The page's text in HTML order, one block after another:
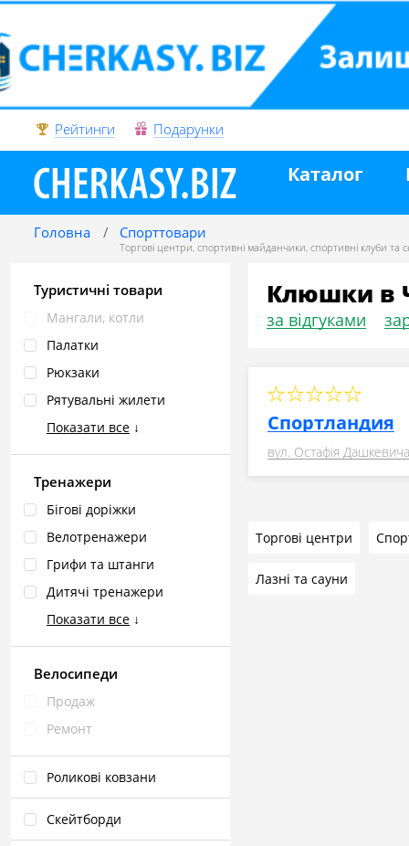
Рейтинги Подарунки
Каталог
Головна Спорттовари
Торгові центри, спортивні майданчики, спортивні клуби та
Туристичні товари
Мангали, котли
Палатки
Рюкзаки
Рятувальні жилети
Показати все ↓
Тренажери
Бігові доріжки
Велотренажери
Грифи та штанги
Дитячі тренажери
Показати все ↓
Велосипеди
Продаж
Ремонт
Роликові ковзани
Скейтборди
Клюшки в
за відгуками
Спортландия
вул. Остафія
Торгові центри
Лазні та сауни